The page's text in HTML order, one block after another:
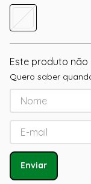
Este produto não
Quero saber
Enviar